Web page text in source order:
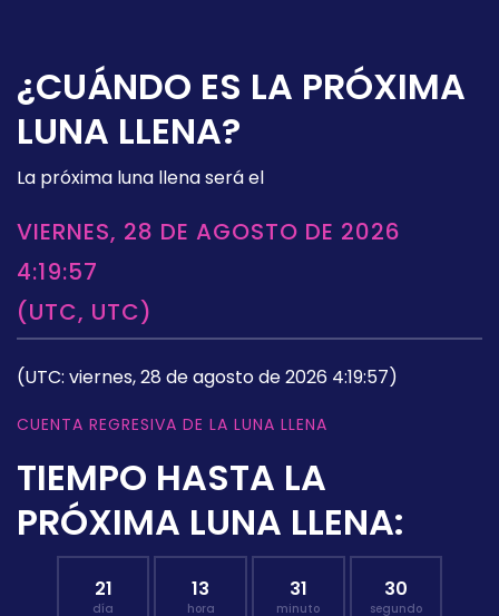
¿CUÁNDO ES LA PRÓXIMA
LUNA LLENA?
La próxima luna llena será el
VIERNES, 28 DE AGOSTO DE 2026
4:19:57
(UTC, UTC)
(UTC: viernes, 28 de agosto de 2026 4:19:57)
CUENTA REGRESIVA DE LA LUNA LLENA
TIEMPO HASTA LA
PRÓXIMA LUNA LLENA:
21
día
13
hora
31
minuto
29
segundo